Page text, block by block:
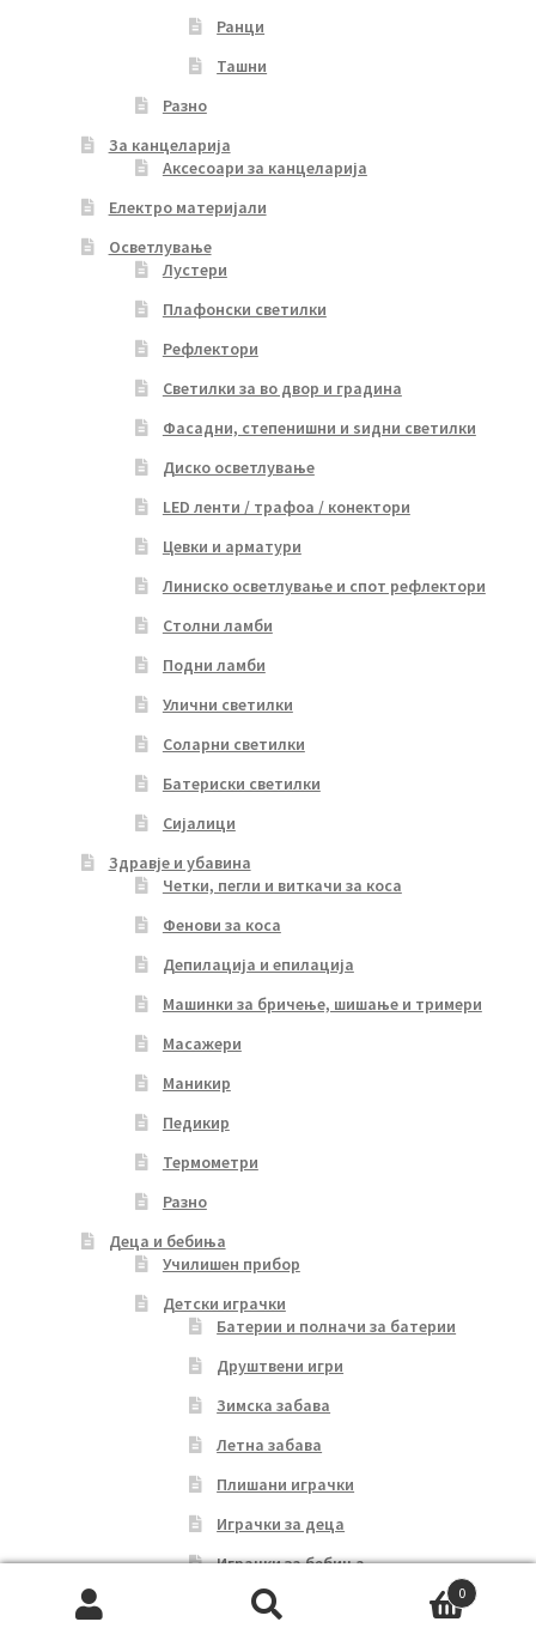
Ранци
Ташни
Разно
За канцеларија
Аксесоари за канцеларија
Електро материјали
Осветлување
Лустери
Плафонски светилки
Рефлектори
Светилки за во двор и градина
Фасадни, степенишни и ѕидни светилки
Диско осветлување
LED ленти / трафоа / конектори
Цевки и арматури
Линиско осветлување и спот рефлектори
Столни ламби
Подни ламби
Улични светилки
Соларни светилки
Батериски светилки
Сијалици
Здравје и убавина
Четки, пегли и виткачи за коса
Фенови за коса
Депилација и епилација
Машинки за бричење, шишање и тримери
Масажери
Маникир
Педикир
Термометри
Разно
Деца и бебиња
Училишен прибор
Детски играчки
Батерии и полначи за батерии
Друштвени игри
Зимска забава
Летна забава
Плишани играчки
Играчки за деца
Играчки за бебиња
Детски возила на педали
0